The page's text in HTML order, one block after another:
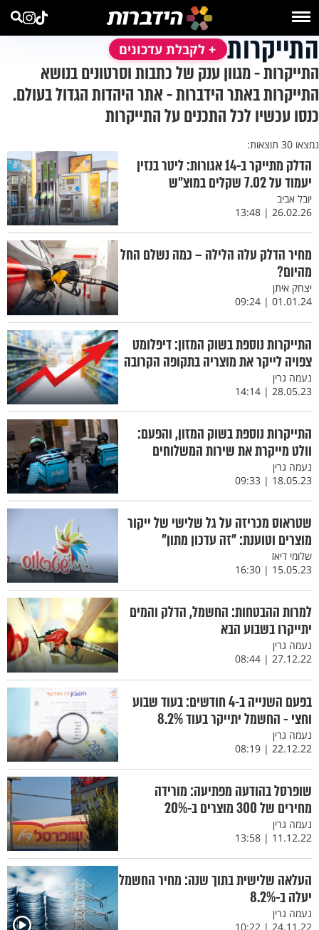
התייקרות + לקבלת עדכונים
התייקרות - מגוון ענק של כתבות וסרטונים בנושא
התייקרות באתר הידברות - אתר היהדות הגדול בעולם.
כנסו עכשיו לכל התכנים על התייקרות
נמצאו 30 תוצאות:
הדלק מתייקר ב-14 אגורות: ליטר בנזין
יעמוד על 7.02 שקלים במוצ״ש
יובל אביב
26.02.26 | 13:48
מחיר הדלק עלה הלילה – כמה נשלם החל
מהיום?
יצחק איתן
01.01.24 | 09:24
התייקרות נוספת בשוק המזון: דיפלומט
צפויה לייקר את מוצריה בתקופה הקרובה
נעמה גרין
28.05.23 | 14:14
התייקרות נוספת בשוק המזון, והפעם:
וולט מייקרת את שירות המשלוחים
נעמה גרין
18.05.23 | 09:33
שטראוס מכריזה על גל שלישי של ייקור
מוצרים וטוענת: "זה עדכון מתון"
שלומי דיאז
15.05.23 | 16:30
למרות ההבטחות: החשמל, הדלק והמים
יתייקרו בשבוע הבא
נעמה גרין
27.12.22 | 08:44
בפעם השנייה ב-4 חודשים: בעוד שבוע
וחצי - החשמל יתייקר בעוד 8.2%
נעמה גרין
22.12.22 | 08:19
שופרסל בהודעה מפתיעה: מורידה
מחירים של 300 מוצרים ב-20%
נעמה גרין
11.12.22 | 13:58
העלאה שלישית בתוך שנה: מחיר החשמל
יעלה ב-8.2%
נעמה גרין
24.11.22 | 10:22